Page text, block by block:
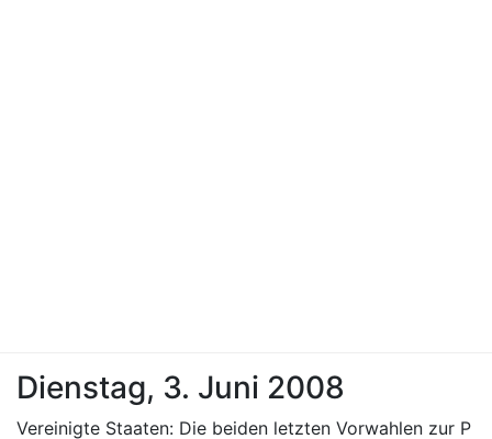
Dienstag, 3. Juni 2008
Vereinigte Staaten: Die beiden letzten Vorwahlen zur P